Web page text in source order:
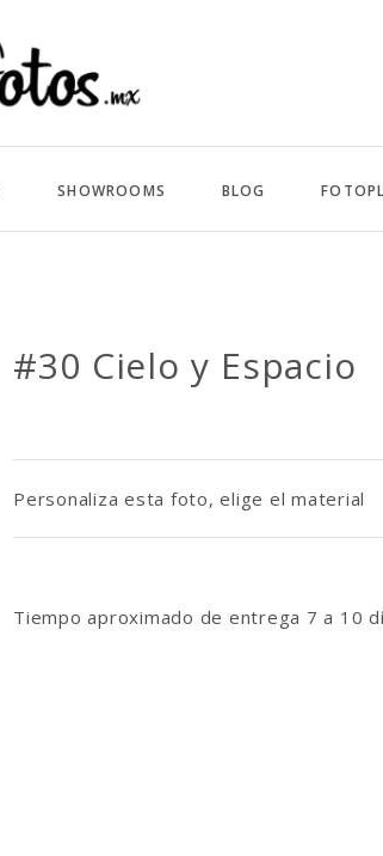
SHOWROOMS BLOG
#30 Cielo y Espacio
Personaliza esta foto, elige el material
Tiempo aproximado de entrega 7 a 10